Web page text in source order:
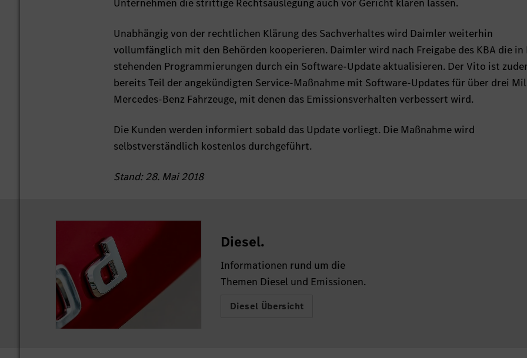
Unabhängig von der rechtlichen Klärung des Sachverhaltes wird Daimler weiterhin
vollumfänglich mit den Behörden kooperieren. Daimler wird nach Freigabe des KBA die in
stehenden Programmierungen durch ein Software-Update aktualisieren. Der Vito ist
bereits Teil der angekündigten Service-Maßnahme mit Software-Updates für über drei
Mercedes-Benz Fahrzeuge, mit denen das Emissionsverhalten verbessert wird.
Die Kunden werden informiert sobald das Update vorliegt. Die Maßnahme wird
selbstverständlich kostenlos durchgeführt.
Stand: 28. Mai 2018
Diesel.
Informationen rund um die
Themen Diesel und Emissionen.
Diesel Übersicht